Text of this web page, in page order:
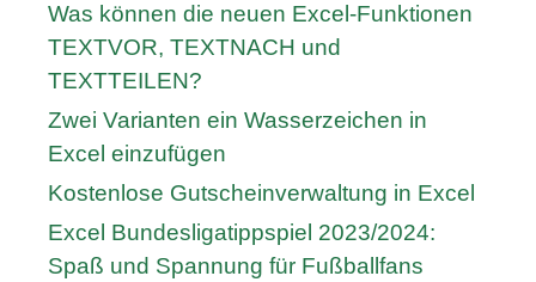
Was können die neuen Excel-Funktionen
TEXTVOR, TEXTNACH und
TEXTTEILEN?
Zwei Varianten ein Wasserzeichen in
Excel einzufügen
Kostenlose Gutscheinverwaltung in Excel
Excel Bundesligatippspiel 2023/2024:
Spaß und Spannung für Fußballfans